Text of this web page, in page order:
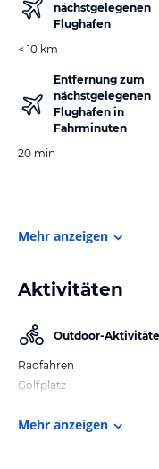
nächstgelegenen
Flughafen
< 10 km
Entfernung zum
nächstgelegenen
Flughafen in
Fahrminuten
20 min
Mehr anzeigen
Aktivitäten
Outdoor-
Radfahren
Golfplatz
Mehr anzeigen